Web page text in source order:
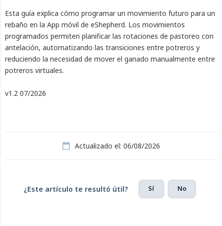
Esta guía explica cómo programar un movimiento futuro para un
rebaño en la App móvil de eShepherd. Los movimientos
programados permiten planificar las rotaciones de pastoreo con
antelación, automatizando las transiciones entre potreros y
reduciendo la necesidad de mover el ganado manualmente entre
potreros virtuales.
v1.2 07/2026
Actualizado el: 06/08/2026
¿Este artículo te resultó útil? Sí No